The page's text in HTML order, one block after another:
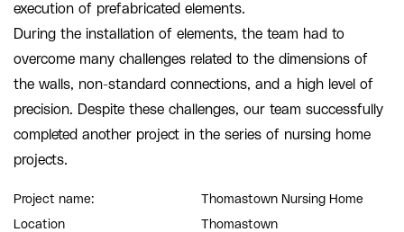
execution of prefabricated elements.
During the installation of elements, the team had to
overcome many challenges related to the dimensions of
the walls, non-standard connections, and a high level of
precision. Despite these challenges, our team successfully
completed another project in the series of nursing home
projects.
Project name:
Thomastown Nursing Home
Location
Thomastown